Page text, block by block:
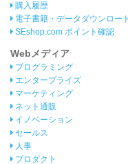
購入履歴
電子書籍・データダウンロー
SEshop.com ポイント確認
Webメディア
プログラミング
エンタープライズ
マーケティング
ネット通販
イノベーション
セールス
人事
プロダクト